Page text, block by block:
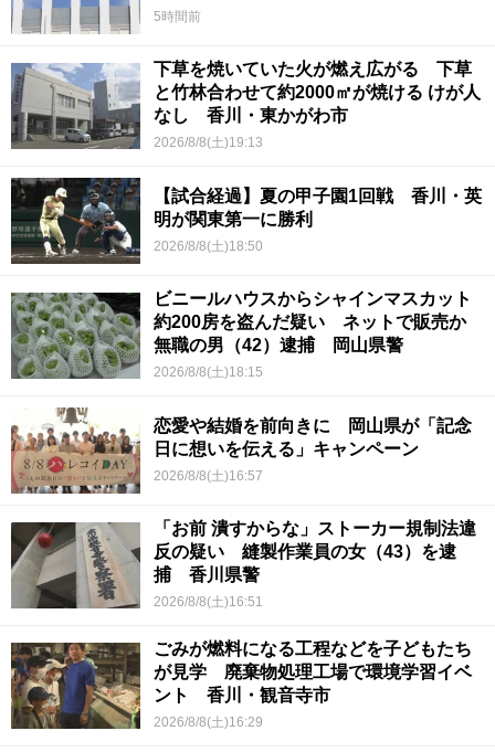
5時間前
下草を焼いていた火が燃え広がる 下草
と竹林合わせて約2000㎡が焼ける けが人
なし 香川・東かがわ市
2026/8/8(土)19:13
【試合経過】夏の甲子園1回戦 香川・英
明が関東第一に勝利
2026/8/8(土)18:50
ビニールハウスからシャインマスカット
約200房を盗んだ疑い ネットで販売か
無職の男（42）逮捕 岡山県警
2026/8/8(土)18:15
恋愛や結婚を前向きに 岡山県が「記念
日に想いを伝える」キャンペーン
2026/8/8(土)16:57
「お前 潰すからな」ストーカー規制法違
反の疑い 縫製作業員の女（43）を逮
捕 香川県警
2026/8/8(土)16:51
ごみが燃料になる工程などを子どもたち
が見学 廃棄物処理工場で環境学習イベ
ント 香川・観音寺市
2026/8/8(土)16:29